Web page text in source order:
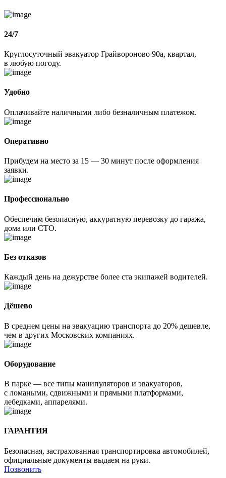
24/7
Круглосуточный эвакуатор Грайвороново 90а, квартал,
в любую погоду.
Удобно
Оплачивайте наличными либо безналичным платежом.
Оперативно
Прибудем на место за 15 — 30 минут после оформления
заявки.
Профессионально
Обеспечим безопасную, аккуратную перевозку до гаража,
дома или СТО.
Без отказов
Каждый день на дежурстве более ста экипажей водителей.
Дёшево
В среднем цены на эвакуацию транспорта до 20% дешевле,
чем в других Московских компаниях.
Оборудование
В парке — все типы манипуляторов и эвакуаторов,
с ломаными, сдвижными и прямыми платформами,
лебедками, аппарелями.
ГАРАНТИЯ
Безопасная, застрахованная транспортировка автомобилей,
официальные документы выдаем на руки.
Позвонить